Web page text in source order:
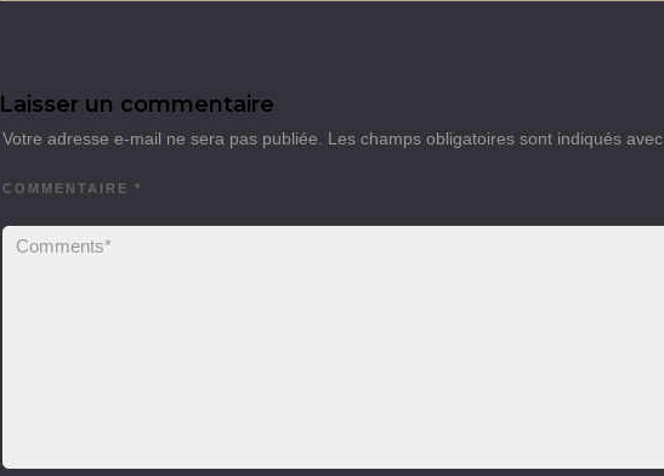
Laisser un commentaire
Votre adresse e-mail ne sera pas publiée. Les champs obligatoires sont indiqués avec
COMMENTAIRE *